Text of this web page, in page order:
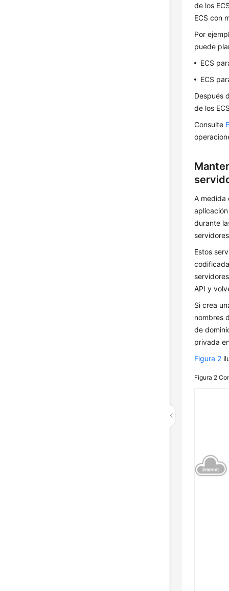
de los
ECS con
Por
puede
ECS
ECS
Después
de los
Consulte
A medida
durante
Estos
API y
Si crea
nombres
de
privada
Figura 2
Figura 2